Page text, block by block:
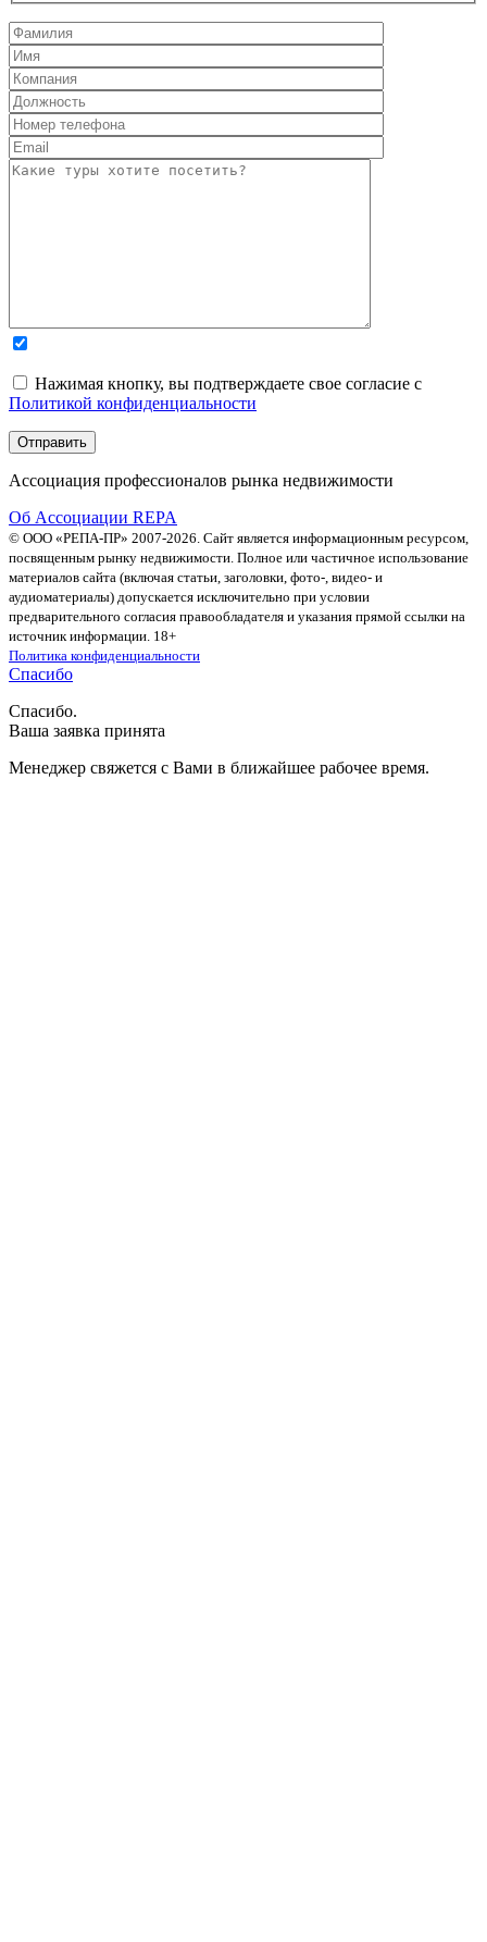
Нажимая кнопку, вы подтверждаете свое согласие с
Политикой конфиденциальности
Ассоциация профессионалов рынка недвижимости
Об Ассоциации REPA
© ООО «РЕПА-ПР» 2007-2026. Сайт является информационным ресурсом,
посвященным рынку недвижимости. Полное или частичное использование
материалов сайта (включая статьи, заголовки, фото-, видео- и
аудиоматериалы) допускается исключительно при условии
предварительного согласия правообладателя и указания прямой ссылки на
источник информации. 18+
Политика конфиденциальности
Спасибо
Спасибо.
Ваша заявка принята
Менеджер свяжется с Вами в ближайшее рабочее время.